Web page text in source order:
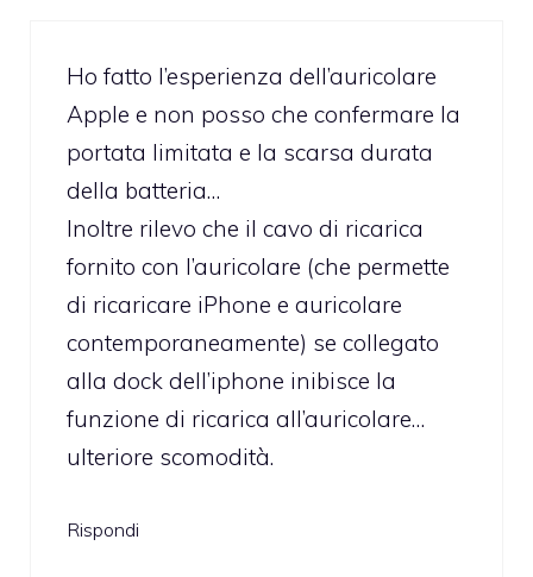
Ho fatto l’esperienza dell’auricolare
Apple e non posso che confermare la
portata limitata e la scarsa durata
della batteria…
Inoltre rilevo che il cavo di ricarica
fornito con l’auricolare (che permette
di ricaricare iPhone e auricolare
contemporaneamente) se collegato
alla dock dell’iphone inibisce la
funzione di ricarica all’auricolare…
ulteriore scomodità.
Rispondi